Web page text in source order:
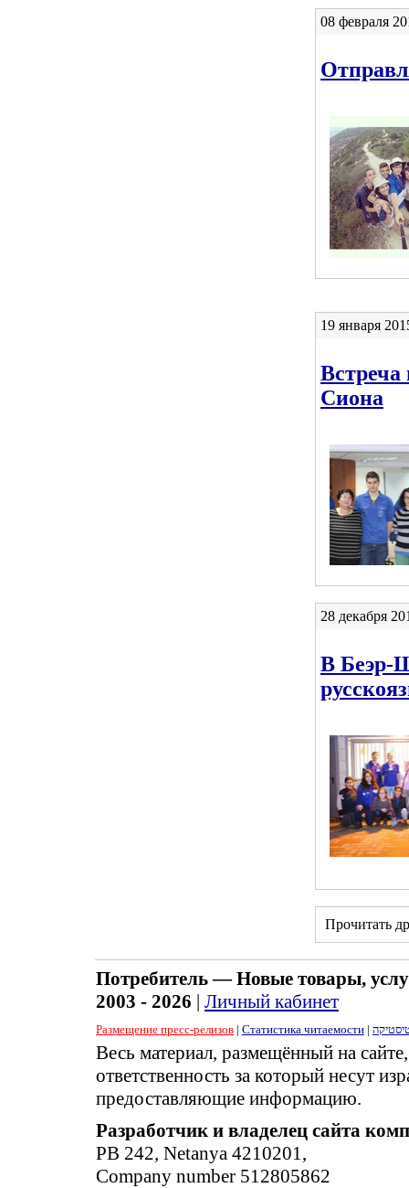
08 февраля
19 января
Встреча
Сиона
28 декабря
В Беэр-
Прочитать
Потребитель — Новые товары,
2003 - 2026 | Личный кабинет
Размещение пресс-релизов | Статистика читаемости |
Весь материал, размещённый на
ответственность за который несут
предоставляющие информацию.
Разработчик и владелец сайта
PB 242, Netanya 4210201,
Company number 512805862